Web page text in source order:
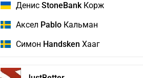
Денис StoneBankКорж
Аксел Pablo Кальман
Симон Handsken Хааг